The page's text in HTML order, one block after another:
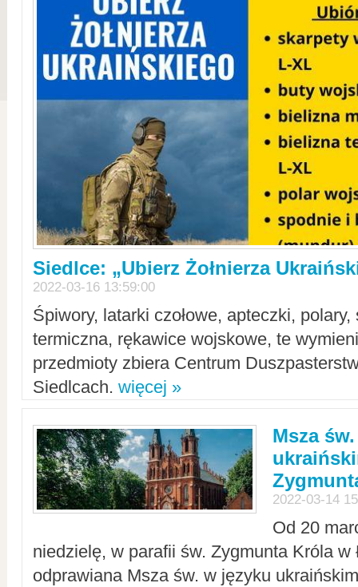
Siedlce: „Ubierz Żołnierza
2022-03-16 13:59:00
Śpiwory, latarki czołowe, apteczki,
termiczna, rękawice wojskowe, te
przedmioty zbiera Centrum
Siedlcach. więcej »
Msza
2022-03-14
Od 20
niedzielę, w parafii św. Zygmunta Króla w
odprawiana Msza św. w języku